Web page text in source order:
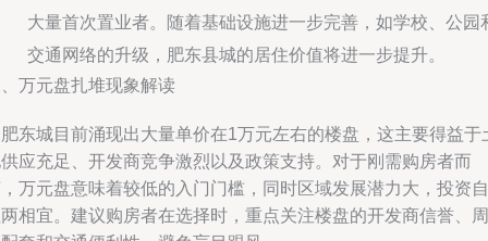
大量首次置业者。随着基础设施进一步完善，如学校、公园
交通网络的升级，肥东县城的居住价值将进一步提升。
万元盘扎堆现象解读
东城目前涌现出大量单价在1万元左右的楼盘，这主要得益于
应充足、开发商竞争激烈以及政策支持。对于刚需购房者而
万元盘意味着较低的入门门槛，同时区域发展潜力大，投资自
相宜。建议购房者在选择时，重点关注楼盘的开发商信誉、周